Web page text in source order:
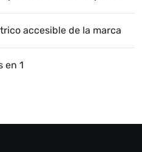
accesible de la marca
en 1